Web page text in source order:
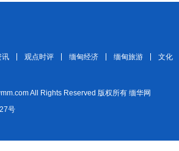
讯 观点时评 缅甸经济 缅甸旅游 文化
All Rights Reserved 版权所有 缅华网
号